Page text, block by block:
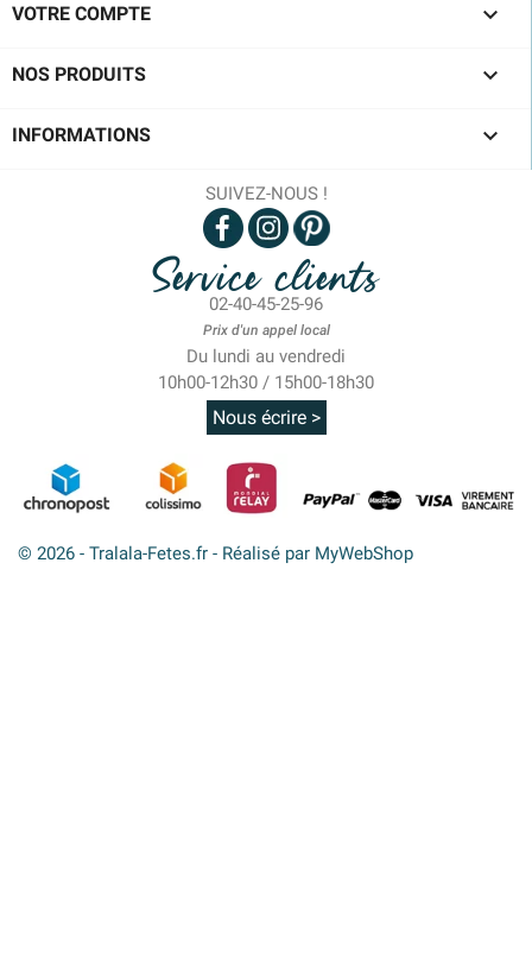
VOTRE COMPTE 
NOS PRODUITS 
INFORMATIONS 
SUIVEZ-NOUS !
Service clients
02-40-45-25-96
Prix d'un appel local
Du lundi au vendredi
10h00-12h30 / 15h00-18h30
Nous écrire >
© 2026 - Tralala-Fetes.fr - Réalisé par MyWebShop